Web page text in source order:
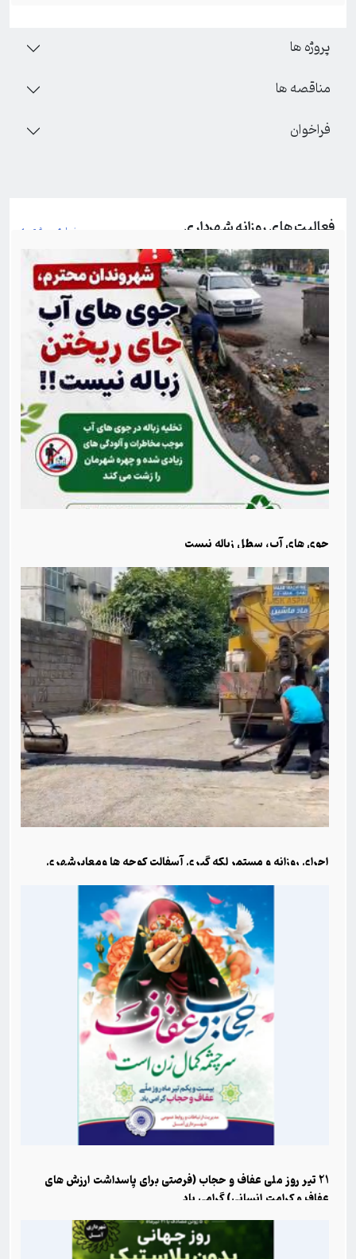
پروژه ها
مناقصه ها
فراخوان
فعالیت های روزانه شهرداری نمایش بیشتر
جوی های آب، سطل زباله نیست
اجرای روزانه و مستمر لکه گیری آسفالت کوچه ها ومعابرشهری
21 تیر روز ملی عفاف و حجاب (فرصتی برای پاسداشت ارزش های
عفاف و کرامت انسانی) گرامی باد